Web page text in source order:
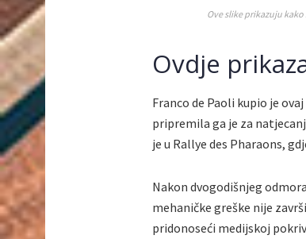
Ove slike prikazuju kako
Ovdje
Franco de Paoli kupio je
pripremila ga je za
je u Rallye des Pharaons,
Nakon dvogodišnjeg
mehaničke greške nije
pridonoseći medijskoj